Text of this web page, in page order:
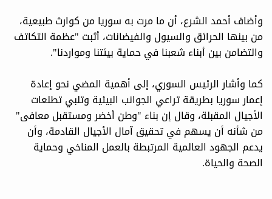
وأضاف أحمد الشرع، أن ما مرت به سوريا من كوارث طبيعية،
من بينها الحرائق والسيول والفيضانات، أثبت "عظمة التكاتف
والتضامن بين أبناء شعبنا في حماية بيئتنا ومواردنا".
كما وأشار الرئيس السوري، إلى أهمية المضي نحو إعادة
إعمار سوريا بطريقة تراعي الجوانب البيئية وتلبي تطلعات
الأجيال المقبلة، وقال إن بناء "وطن أخضر ومستقبل معافى"
من شأنه أن يسهم في تحقيق آمال الأجيال القادمة، وأن
يدعم الجهود العالمية المرتبطة بالعمل المناخي وحماية
الصحة والحياة.